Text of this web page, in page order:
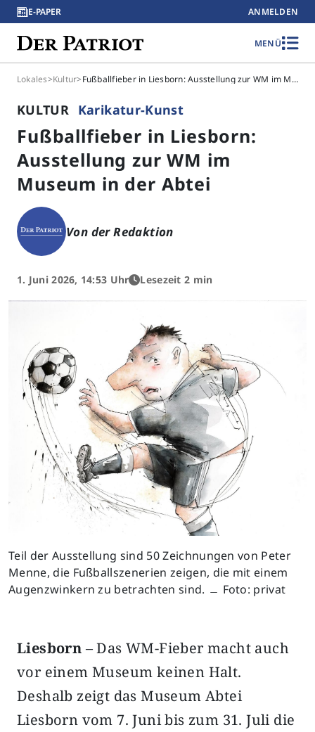
E-PAPER ANMELDEN
MENÜ
Lokales>Kultur> Fußballfieber in Liesborn: Ausstellung zur WM im Museum in der Abtei
KULTUR Karikatur-Kunst
Fußballfieber in Liesborn:
Ausstellung zur WM im
Museum in der Abtei
Von der Redaktion
1. Juni 2026, 14:53 Uhr Lesezeit 2 min
Teil der Ausstellung sind 50 Zeichnungen von Peter
Menne, die Fußballszenerien zeigen, die mit einem
Augenzwinkern zu betrachten sind. ﹘ Foto: privat
Liesborn – Das WM-Fieber macht auch
vor einem Museum keinen Halt.
Deshalb zeigt das Museum Abtei
Liesborn vom 7. Juni bis zum 31. Juli die